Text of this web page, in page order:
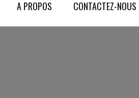
A PROPOS CONTACTEZ-NOUS